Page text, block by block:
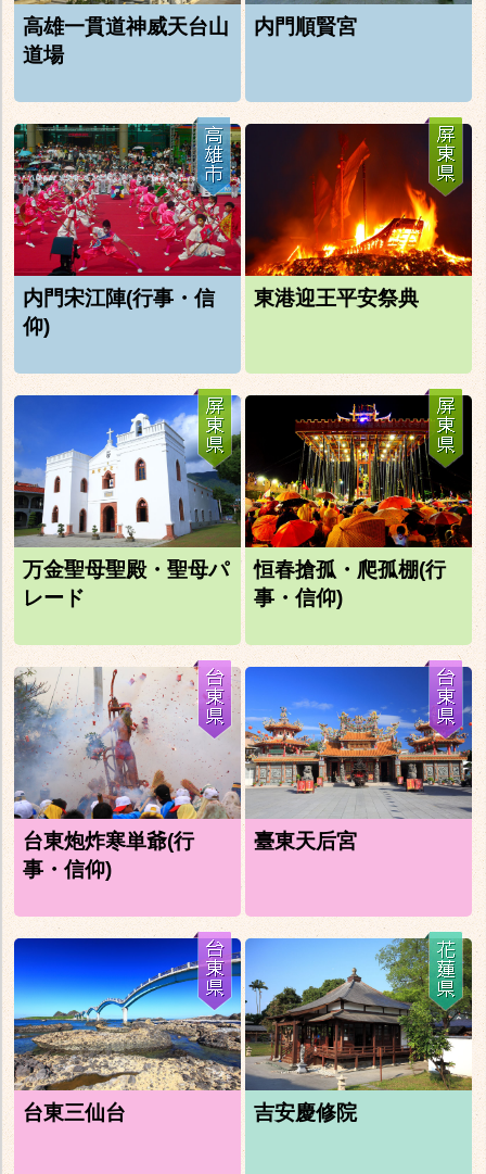
高雄一貫道神威天台山
道場
内門順賢宮
内門宋江陣(行事・信
仰)
東港迎王平安祭典
万金聖母聖殿・聖母パ
レード
恒春搶孤・爬孤棚(行
事・信仰)
台東炮炸寒単爺(行
事・信仰)
臺東天后宮
台東三仙台 吉安慶修院